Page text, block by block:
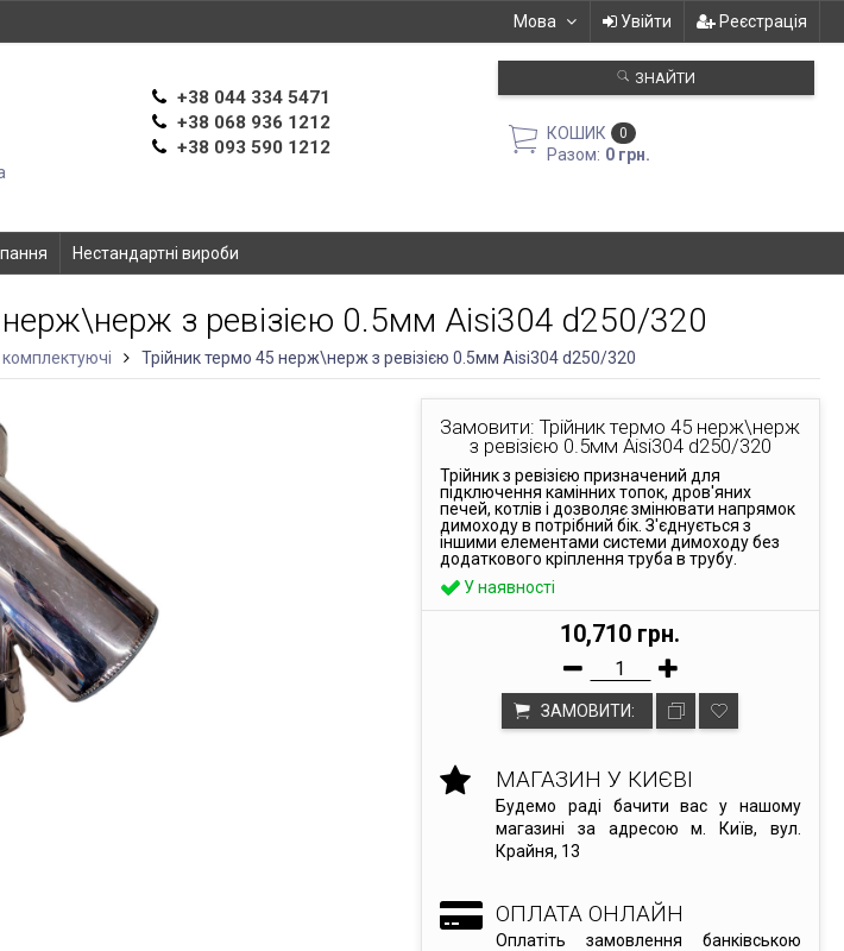
Мова Увійти Реєстрація
+38 044 334 5471
+38 068 936 1212
+38 093 590 1212
ЗНАЙТИ
КОШИК 0
Разом: 0 грн.
Нестандартні вироби
нерж\нерж з ревізією 0.5мм Aisi304 d250/320
Трійник термо 45 нерж\нерж з ревізією 0.5мм Aisi304 d250/320
Замовити: Трійник термо 45 нерж\нерж
з ревізією 0.5мм Aisi304 d250/320
Трійник з ревізією призначений для
підключення камінних топок, дров'яних
печей, котлів і дозволяє змінювати напрямок
димоходу в потрібний бік. З'єднується з
іншими елементами системи димоходу без
додаткового кріплення труба в трубу.
У наявності
10,710 грн.
ЗАМОВИТИ:
МАГАЗИН У КИЄВІ
Будемо раді бачити вас у нашому
магазині за адресою м. Київ, вул.
Крайня, 13
ОПЛАТА ОНЛАЙН
Оплатіть замовлення банківською